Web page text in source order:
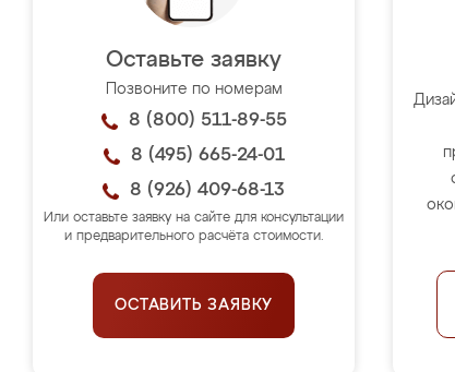
Оставьте заявку
Позвоните по номерам
8 (800) 511-89-55
8 (495) 665-24-01
8 (926) 409-68-13
Или оставьте заявку на сайте для консультации
и предварительного расчёта стоимости.
ОСТАВИТЬ ЗАЯВКУ